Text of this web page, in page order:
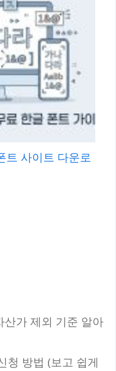
트 사이트 다운로
가 제외 기준 알아
청 방법 (보고 쉽게